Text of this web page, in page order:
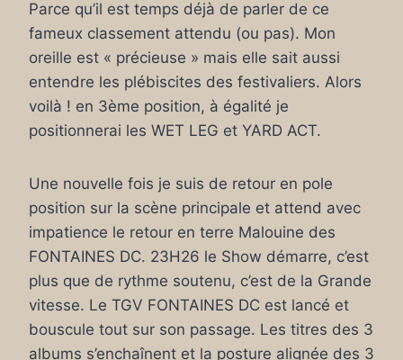
Parce qu’il est temps déjà de parler de ce
fameux classement attendu (ou pas). Mon
oreille est « précieuse » mais elle sait aussi
entendre les plébiscites des festivaliers. Alors
voilà ! en 3ème position, à égalité je
positionnerai les WET LEG et YARD ACT.
Une nouvelle fois je suis de retour en pole
position sur la scène principale et attend avec
impatience le retour en terre Malouine des
FONTAINES DC. 23H26 le Show démarre, c’est
plus que de rythme soutenu, c’est de la Grande
vitesse. Le TGV FONTAINES DC est lancé et
bouscule tout sur son passage. Les titres des 3
albums s’enchaînent et la posture alignée des 3